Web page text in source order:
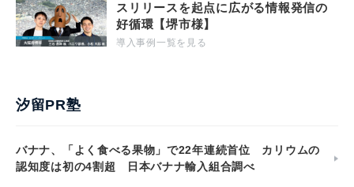
スリリースを起点に広がる情報発信の
好循環【堺市様】
導入事例一覧を見る
汐留PR塾
バナナ、「よく食べる果物」で22年連続首位 カリウムの
認知度は初の4割超 日本バナナ輸入組合調べ